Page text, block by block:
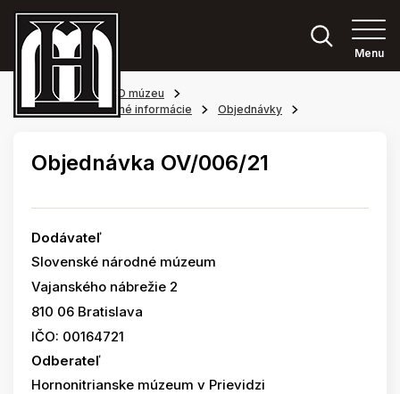
Menu
Hlavná stránka
O múzeu
Povinne zverejňované informácie
Objednávky
Objednávka OV/006/21
Dodávateľ
Slovenské národné múzeum
Vajanského nábrežie 2
810 06 Bratislava
IČO: 00164721
Odberateľ
Hornonitrianske múzeum v Prievidzi